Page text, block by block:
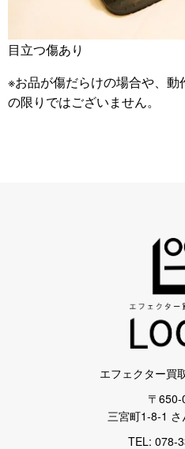
目立つ傷あり
※お品が傷だらけの場合や、
の限りではございません。
エフェクター買
〒650-
三宮町1-8-1
TEL: 078-